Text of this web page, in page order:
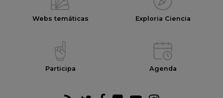
Webs temáticas Exploria Ciencia
Participa Agenda